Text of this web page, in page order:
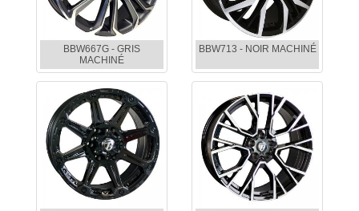
BBW667G - GRIS
MACHINÉ
BBW713 - NOIR MACHINÉ